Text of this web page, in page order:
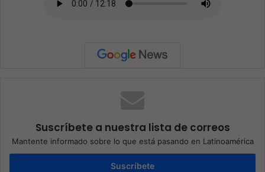
Suscríbete a nuestra lista de correos
Mantente informado sobre lo que está pasando en Latinoamérica
Suscríbete